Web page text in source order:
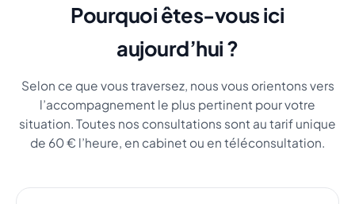
Pourquoi êtes-vous ici
aujourd’hui ?
Selon ce que vous traversez, nous vous orientons vers
l’accompagnement le plus pertinent pour votre
situation. Toutes nos consultations sont au tarif unique
de 60 € l’heure, en cabinet ou en téléconsultation.